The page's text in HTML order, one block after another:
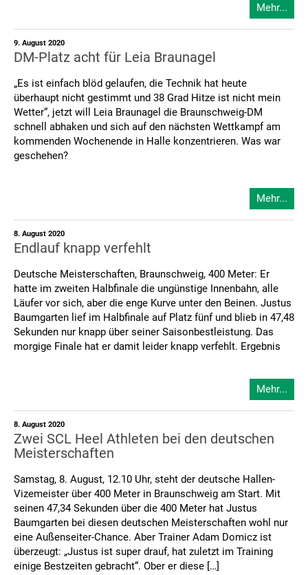
Mehr...
9. August 2020
DM-Platz acht für Leia Braunagel
„Es ist einfach blöd gelaufen, die Technik hat heute
überhaupt nicht gestimmt und 38 Grad Hitze ist nicht mein
Wetter“, jetzt will Leia Braunagel die Braunschweig-DM
schnell abhaken und sich auf den nächsten Wettkampf am
kommenden Wochenende in Halle konzentrieren. Was war
geschehen?
Mehr...
8. August 2020
Endlauf knapp verfehlt
Deutsche Meisterschaften, Braunschweig, 400 Meter: Er
hatte im zweiten Halbfinale die ungünstige Innenbahn, alle
Läufer vor sich, aber die enge Kurve unter den Beinen. Justus
Baumgarten lief im Halbfinale auf Platz fünf und blieb in 47,48
Sekunden nur knapp über seiner Saisonbestleistung. Das
morgige Finale hat er damit leider knapp verfehlt. Ergebnis
Mehr...
8. August 2020
Zwei SCL Heel Athleten bei den deutschen
Meisterschaften
Samstag, 8. August, 12.10 Uhr, steht der deutsche Hallen-
Vizemeister über 400 Meter in Braunschweig am Start. Mit
seinen 47,34 Sekunden über die 400 Meter hat Justus
Baumgarten bei diesen deutschen Meisterschaften wohl nur
eine Außenseiter-Chance. Aber Trainer Adam Domicz ist
überzeugt: „Justus ist super drauf, hat zuletzt im Training
einige Bestzeiten gebracht“. Ober er diese […]